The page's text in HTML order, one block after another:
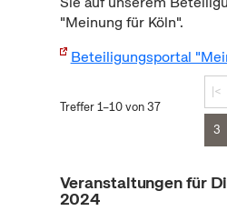
"Meinung für Köln".
Beteiligungsportal
Treffer 1–10 von 37
|<
3
Veranstaltungen für
2024